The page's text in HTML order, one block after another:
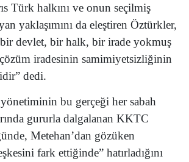
Türk halkını ve onun seçilmiş
yaklaşımını da eleştiren Öztürkler,
devlet, bir halk, bir irade yokmuş
iradesinin samimiyetsizliğinin
dedi.
bu gerçeği her sabah
gururla dalgalanan KKTC
Metehan’dan gözüken
fark ettiğinde” hatırladığını